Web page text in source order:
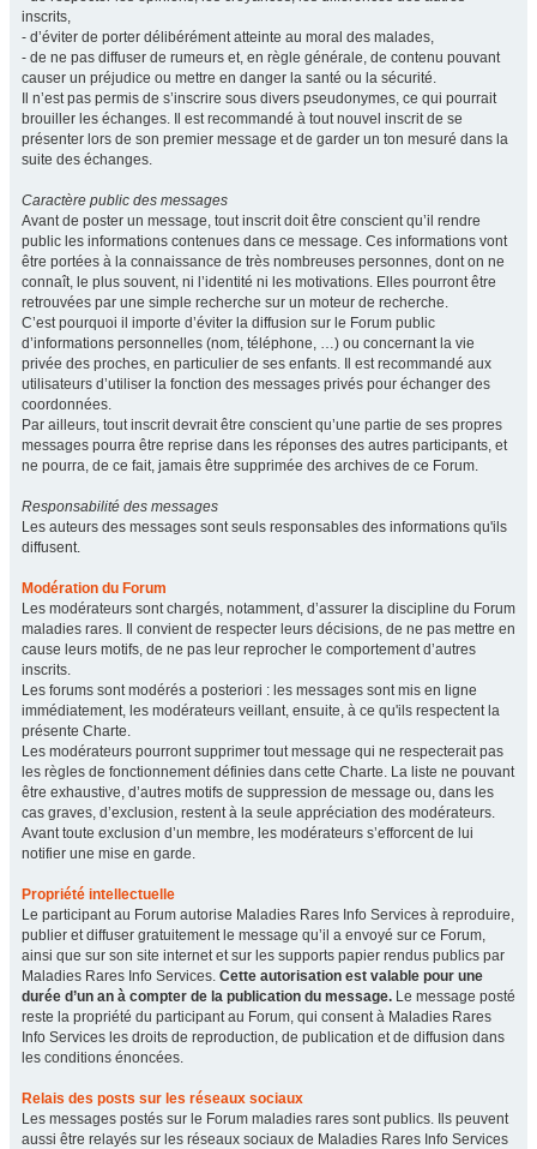
inscrits,
- d’éviter de porter délibérément atteinte au moral des malades,
- de ne pas diffuser de rumeurs et, en règle générale, de contenu pouvant
causer un préjudice ou mettre en danger la santé ou la sécurité.
Il n’est pas permis de s’inscrire sous divers pseudonymes, ce qui pourrait
brouiller les échanges. Il est recommandé à tout nouvel inscrit de se
présenter lors de son premier message et de garder un ton mesuré dans la
suite des échanges.
Caractère public des messages
Avant de poster un message, tout inscrit doit être conscient qu’il rendre
public les informations contenues dans ce message. Ces informations vont
être portées à la connaissance de très nombreuses personnes, dont on ne
connaît, le plus souvent, ni l’identité ni les motivations. Elles pourront être
retrouvées par une simple recherche sur un moteur de recherche.
C’est pourquoi il importe d’éviter la diffusion sur le Forum public
d’informations personnelles (nom, téléphone, …) ou concernant la vie
privée des proches, en particulier de ses enfants. Il est recommandé aux
utilisateurs d’utiliser la fonction des messages privés pour échanger des
coordonnées.
Par ailleurs, tout inscrit devrait être conscient qu’une partie de ses propres
messages pourra être reprise dans les réponses des autres participants, et
ne pourra, de ce fait, jamais être supprimée des archives de ce Forum.
Responsabilité des messages
Les auteurs des messages sont seuls responsables des informations qu'ils
diffusent.
Modération du Forum
Les modérateurs sont chargés, notamment, d’assurer la discipline du Forum
maladies rares. Il convient de respecter leurs décisions, de ne pas mettre en
cause leurs motifs, de ne pas leur reprocher le comportement d’autres
inscrits.
Les forums sont modérés a posteriori : les messages sont mis en ligne
immédiatement, les modérateurs veillant, ensuite, à ce qu'ils respectent la
présente Charte.
Les modérateurs pourront supprimer tout message qui ne respecterait pas
les règles de fonctionnement définies dans cette Charte. La liste ne pouvant
être exhaustive, d’autres motifs de suppression de message ou, dans les
cas graves, d’exclusion, restent à la seule appréciation des modérateurs.
Avant toute exclusion d’un membre, les modérateurs s’efforcent de lui
notifier une mise en garde.
Propriété intellectuelle
Le participant au Forum autorise Maladies Rares Info Services à reproduire,
publier et diffuser gratuitement le message qu’il a envoyé sur ce Forum,
ainsi que sur son site internet et sur les supports papier rendus publics par
Maladies Rares Info Services. Cette autorisation est valable pour une
durée d’un an à compter de la publication du message. Le message posté
reste la propriété du participant au Forum, qui consent à Maladies Rares
Info Services les droits de reproduction, de publication et de diffusion dans
les conditions énoncées.
Relais des posts sur les réseaux sociaux
Les messages postés sur le Forum maladies rares sont publics. Ils peuvent
aussi être relayés sur les réseaux sociaux de Maladies Rares Info Services